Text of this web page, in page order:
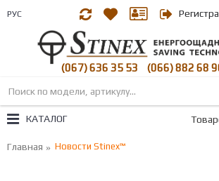
РУС
(067) 636 35 53
(066) 882 68
КАТАЛОГ
Главная Новости Stinex™